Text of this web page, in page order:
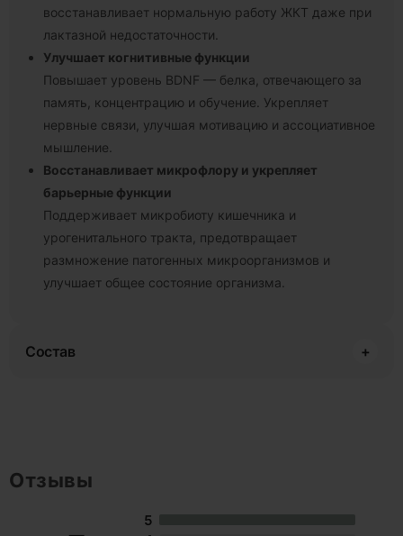
восстанавливает нормальную работу ЖКТ даже при
лактазной недостаточности.
Улучшает когнитивные функции
Повышает уровень BDNF — белка, отвечающего за
память, концентрацию и обучение. Укрепляет
нервные связи, улучшая мотивацию и ассоциативное
мышление.
Восстанавливает микрофлору и укрепляет
барьерные функции
Поддерживает микробиоту кишечника и
урогенитального тракта, предотвращает
размножение патогенных микроорганизмов и
улучшает общее состояние организма.
Состав +
5
Отзывы